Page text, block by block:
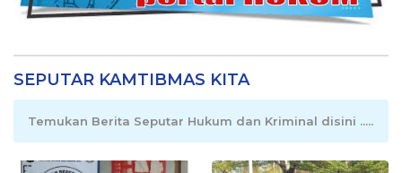
SEPUTAR KAMTIBMAS KITA
Temukan Berita Seputar Hukum dan Kriminal disini .....